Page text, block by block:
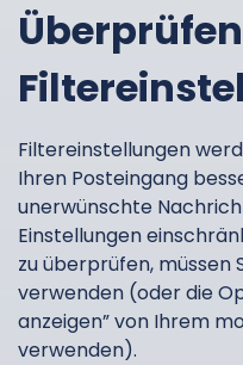
Filtereinstellungen
Ihren Posteingang
unerwünschte
Einstellungen
zu überprüfen, müssen
verwenden (oder die
anzeigen” von Ihrem
verwenden).